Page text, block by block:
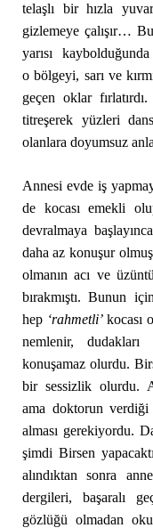
telaşlı bir hızla
gizlemeye çalışır…
yarısı
o bölgeyi, sarı ve
geçen oklar
titreşerek yüzleri
olanlara doyumsuz
Annesi evde iş
de kocası emekli
devralmaya
daha az konuşur
olmanın acı ve
bırakmıştı. Bunun
hep ‘rahmetli’kocası
nemlenir,
konuşamaz olurdu.
bir sessizlik olurdu.
ama doktorun
alması gerekiyordu.
şimdi Birsen
alındıktan sonra
dergileri, başaralı
gözlüğü olmadan